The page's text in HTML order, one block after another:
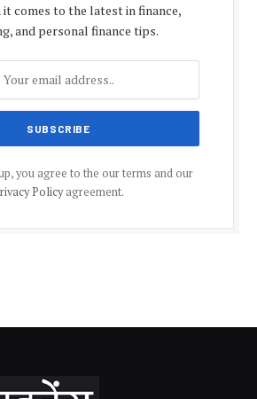
it comes to the latest in finance,
and personal finance tips.
you agree to the our terms and our
Policyagreement.